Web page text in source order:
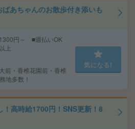
ばあちゃんのお散歩付き添いも
円～ ■週払いOK
上
前・香椎花園前・香椎
地多数！
気になる!
！高時給1700円！SNS更新！8